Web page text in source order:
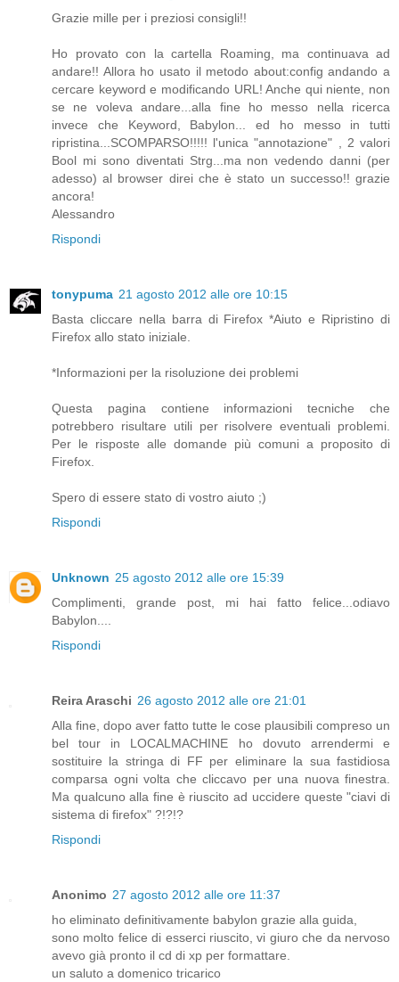
Grazie mille per i preziosi consigli!!
Ho provato con la cartella Roaming, ma continuava ad
andare!! Allora ho usato il metodo about:config andando a
cercare keyword e modificando URL! Anche qui niente, non
se ne voleva andare...alla fine ho messo nella ricerca
invece che Keyword, Babylon... ed ho messo in tutti
ripristina...SCOMPARSO!!!!! l'unica "annotazione" , 2 valori
Bool mi sono diventati Strg...ma non vedendo danni (per
adesso) al browser direi che è stato un successo!! grazie
ancora!
Alessandro
Rispondi
tonypuma 21 agosto 2012 alle ore 10:15
Basta cliccare nella barra di Firefox *Aiuto e Ripristino di
Firefox allo stato iniziale.
*Informazioni per la risoluzione dei problemi
Questa pagina contiene informazioni tecniche che
potrebbero risultare utili per risolvere eventuali problemi.
Per le risposte alle domande più comuni a proposito di
Firefox.
Spero di essere stato di vostro aiuto ;)
Rispondi
Unknown 25 agosto 2012 alle ore 15:39
Complimenti, grande post, mi hai fatto felice...odiavo
Babylon....
Rispondi
Reira Araschi 26 agosto 2012 alle ore 21:01
Alla fine, dopo aver fatto tutte le cose plausibili compreso un
bel tour in LOCALMACHINE ho dovuto arrendermi e
sostituire la stringa di FF per eliminare la sua fastidiosa
comparsa ogni volta che cliccavo per una nuova finestra.
Ma qualcuno alla fine è riuscito ad uccidere queste "ciavi di
sistema di firefox" ?!?!?
Rispondi
Anonimo 27 agosto 2012 alle ore 11:37
ho eliminato definitivamente babylon grazie alla guida,
sono molto felice di esserci riuscito, vi giuro che da nervoso
avevo già pronto il cd di xp per formattare.
un saluto a domenico tricarico